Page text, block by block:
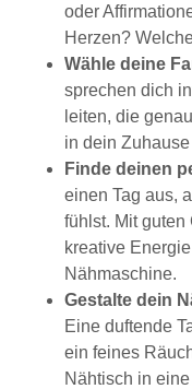
oder
Herzen?
Wähle deine
sprechen dich
leiten, die
in dein
Finde deinen
einen Tag aus,
fühlst. Mit
kreative
Nähmaschine.
Gestalte dein
Eine duftende
ein feines
Nähtisch in